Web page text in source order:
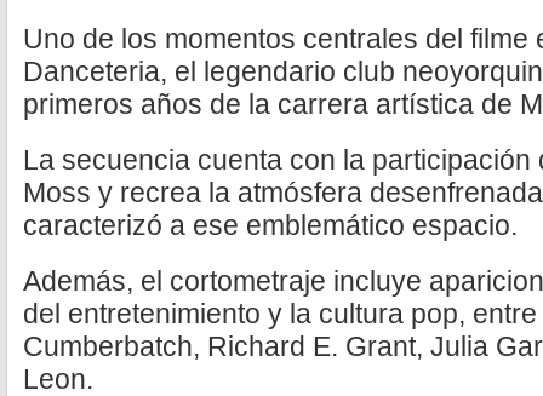
Uno de los momentos centrales del filme
Danceteria, el legendario club
primeros años de la carrera artística de
La secuencia cuenta con la participación
Moss y recrea la atmósfera
caracterizó a ese emblemático espacio.
Además, el cortometraje incluye
del entretenimiento y la cultura pop,
Cumberbatch, Richard E. Grant, Julia
Leon.